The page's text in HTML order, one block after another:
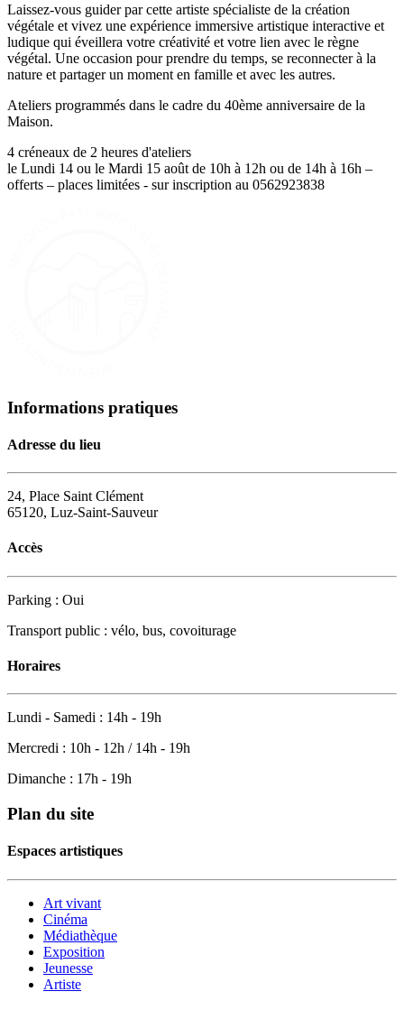
Laissez-vous guider par cette artiste spécialiste de la création
végétale et vivez une expérience immersive artistique interactive et
ludique qui éveillera votre créativité et votre lien avec le règne
végétal. Une occasion pour prendre du temps, se reconnecter à la
nature et partager un moment en famille et avec les autres.
Ateliers programmés dans le cadre du 40ème anniversaire de la
Maison.
4 créneaux de 2 heures d'ateliers
le Lundi 14 ou le Mardi 15 août de 10h à 12h ou de 14h à 16h –
offerts – places limitées - sur inscription au 0562923838
Informations pratiques
Adresse du lieu
24, Place Saint Clément
65120, Luz-Saint-Sauveur
Accès
Parking : Oui
Transport public : vélo, bus, covoiturage
Horaires
Lundi - Samedi : 14h - 19h
Mercredi : 10h - 12h / 14h - 19h
Dimanche : 17h - 19h
Plan du site
Espaces artistiques
Art vivant
Cinéma
Médiathèque
Exposition
Jeunesse
Artiste